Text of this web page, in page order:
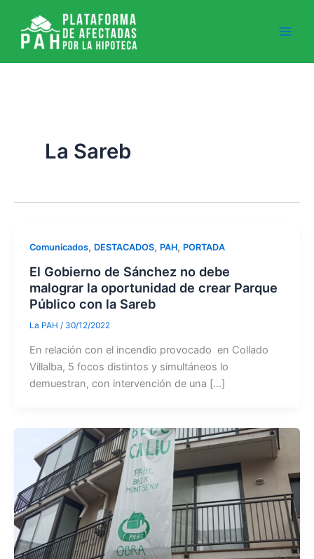
contenido
La Sareb
Comunicados, DESTACADOS, PAH, PORTADA
El Gobierno de Sánchez no debe
malograr la oportunidad de crear Parque
Público con la Sareb
La PAH / 30/12/2022
En relación con el incendio provocado en Collado
Villalba, 5 focos distintos y simultáneos lo
demuestran, con intervención de una […]